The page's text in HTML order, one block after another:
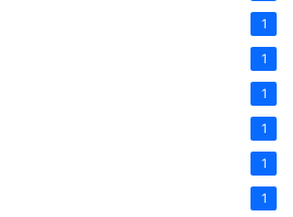
1
1
1
1
1
1